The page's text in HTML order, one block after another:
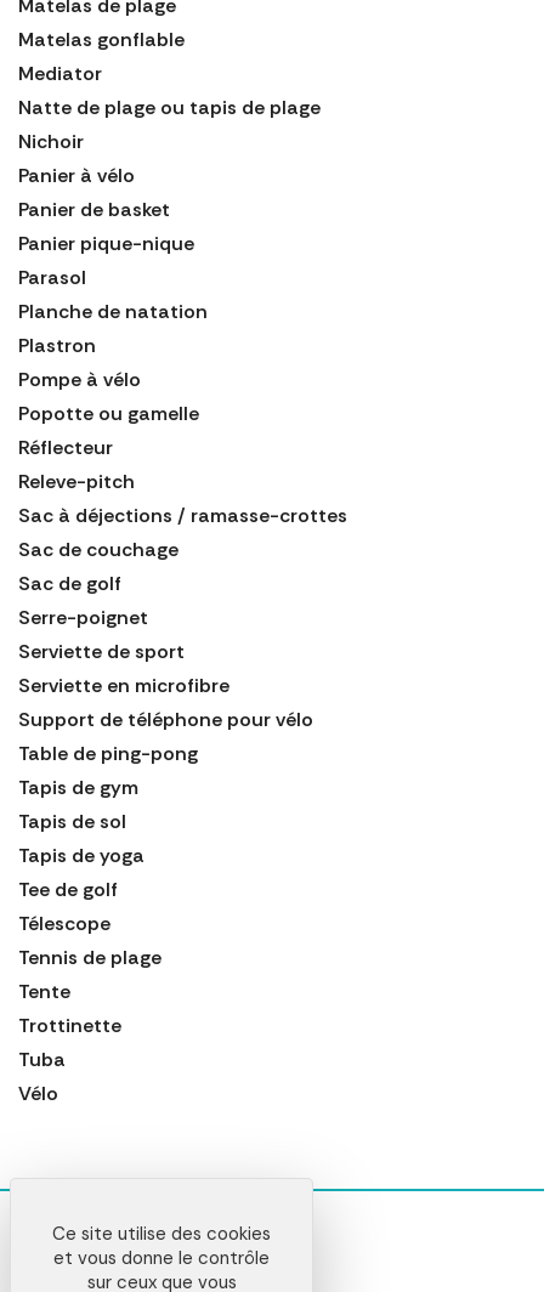
Matelas de plage
Matelas gonflable
Mediator
Natte de plage ou tapis de plage
Nichoir
Panier à vélo
Panier de basket
Panier pique-nique
Parasol
Planche de natation
Plastron
Pompe à vélo
Popotte ou gamelle
Réflecteur
Releve-pitch
Sac à déjections / ramasse-crottes
Sac de couchage
Sac de golf
Serre-poignet
Serviette de sport
Serviette en microfibre
Support de téléphone pour vélo
Table de ping-pong
Tapis de gym
Tapis de sol
Tapis de yoga
Tee de golf
Télescope
Tennis de plage
Tente
Trottinette
Tuba
Vélo
Ce site utilise des cookies
et vous donne le contrôle
sur ceux que vous